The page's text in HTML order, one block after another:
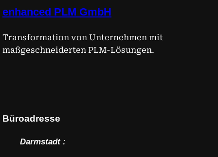
enhanced PLM GmbH
Transformation von Unternehmen mit
maßgeschneiderten PLM-Lösungen.
Büroadresse
Darmstadt :